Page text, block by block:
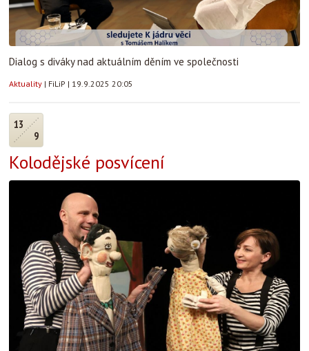
Dialog s diváky nad aktuálním děním ve společnosti
Aktuality | FiLiP | 19.9.2025 20:05
13
9
Kolodějské posvícení